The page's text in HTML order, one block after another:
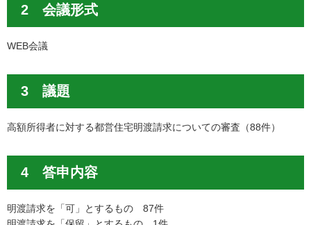
2 会議形式
WEB会議
3 議題
高額所得者に対する都営住宅明渡請求についての審査（88件）
4 答申内容
明渡請求を「可」とするもの 87件